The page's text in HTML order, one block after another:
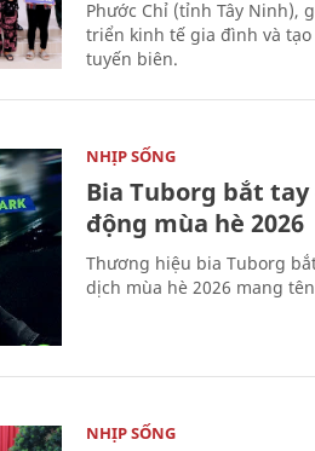
Phước Chỉ (tỉnh Tây Ninh),
triển kinh tế gia đình và
tuyến biên.
NHỊP SỐNG
Bia Tuborg bắt
động mùa hè 2026
Thương hiệu bia Tuborg
dịch mùa hè 2026 mang
NHỊP SỐNG